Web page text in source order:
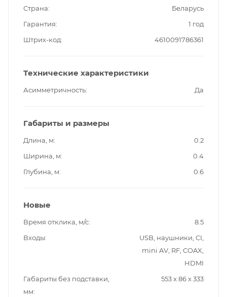
Страна
Беларусь
Гарантия
1 год
Штрих-код
4610091786361
Технические характеристики
Асимметричность Да
Габариты и размеры
Длина, м
0.2
Ширина, м
0.4
Глубина, м
0.6
Новые
Время отклика, м/с
8.5
Входы
USB, наушники, CI,
mini AV, RF, COAX,
HDMI
Габариты без подставки,
мм
553 x 86 x 333